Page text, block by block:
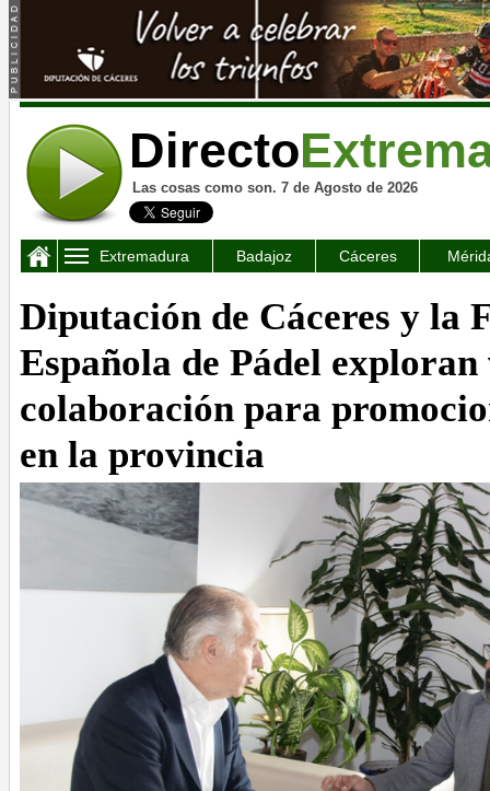
Directo
Las cosas como son. 7 de Agosto de 2026
Extremadura Badajoz Cáceres
Diputación de Cáceres y la
Española de Pádel exploran
colaboración para
en la provincia